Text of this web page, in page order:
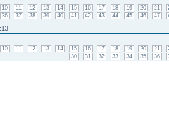
10 11 12 13 14 15 16 17 18 19 20 21
36 37 38 39 40 41 42 43 44 45 46 47
10 11 12 13 14 15 16 17 18 19 20 21
30
31 32 33 34 35 36